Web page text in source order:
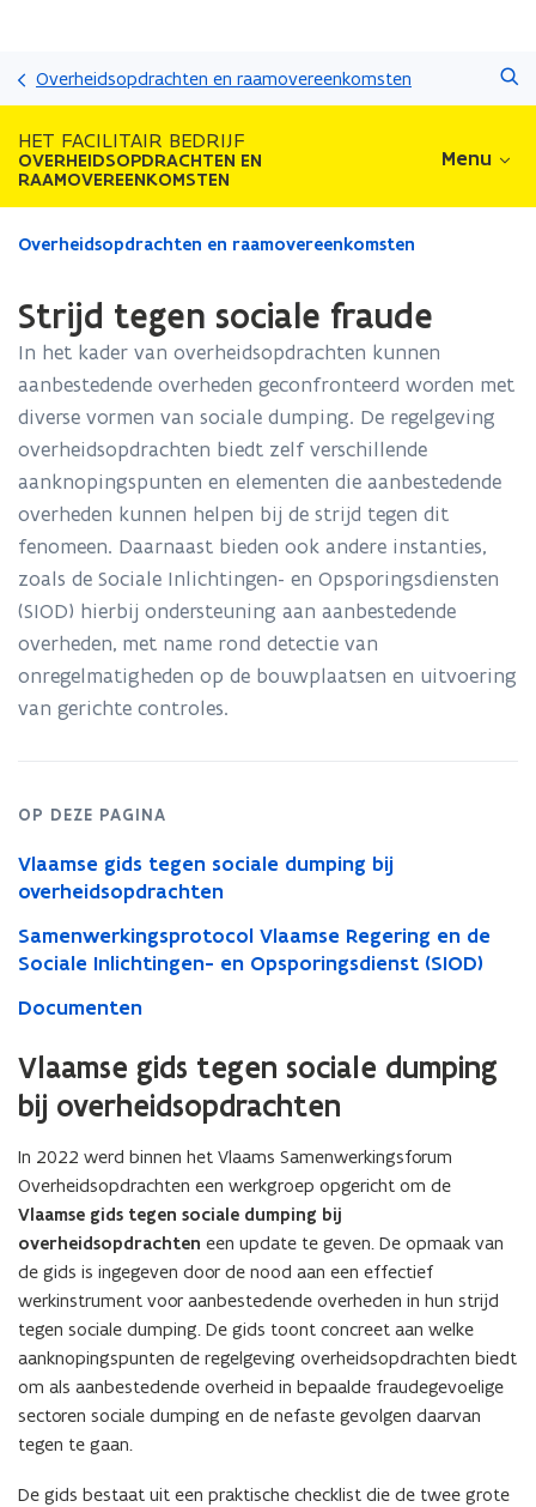
naar
Overheidsopdrachten en raamovereenkomsten
HET FACILITAIR BEDRIJF
OVERHEIDSOPDRACHTEN EN
RAAMOVEREENKOMSTEN
Menu
Gedaan
bevindt
op:
Strijd
tegen
fraude
Overheidsopdrachten en raamovereenkomsten
Strijd tegen sociale fraude
In het kader van overheidsopdrachten kunnen
aanbestedende overheden geconfronteerd worden met
diverse vormen van sociale dumping. De regelgeving
overheidsopdrachten biedt zelf verschillende
aanknopingspunten en elementen die aanbestedende
overheden kunnen helpen bij de strijd tegen dit
fenomeen. Daarnaast bieden ook andere instanties,
zoals de Sociale Inlichtingen- en Opsporingsdiensten
(SIOD) hierbij ondersteuning aan aanbestedende
overheden, met name rond detectie van
onregelmatigheden op de bouwplaatsen en uitvoering
van gerichte controles.
OP DEZE PAGINA
Vlaamse gids tegen sociale dumping bij
overheidsopdrachten
Samenwerkingsprotocol Vlaamse Regering en de
Sociale Inlichtingen- en Opsporingsdienst (SIOD)
Documenten
Vlaamse gids tegen sociale dumping
bij overheidsopdrachten
In 2022 werd binnen het Vlaams Samenwerkingsforum
Overheidsopdrachten een werkgroep opgericht om de
Vlaamse gids tegen sociale dumping bij
overheidsopdrachten een update te geven. De opmaak van
de gids is ingegeven door de nood aan een effectief
werkinstrument voor aanbestedende overheden in hun strijd
tegen sociale dumping. De gids toont concreet aan welke
aanknopingspunten de regelgeving overheidsopdrachten biedt
om als aanbestedende overheid in bepaalde fraudegevoelige
sectoren sociale dumping en de nefaste gevolgen daarvan
tegen te gaan.
De gids bestaat uit een praktische checklist die de twee grote